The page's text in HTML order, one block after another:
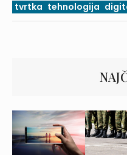
tvrtka tehnologija